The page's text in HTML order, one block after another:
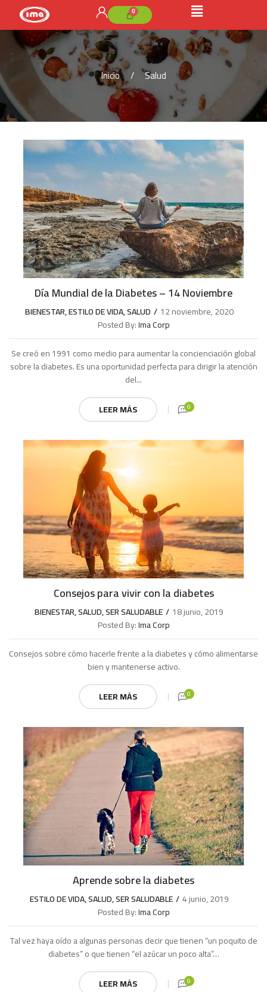
Inicio Salud
Día Mundial de la Diabetes – 14 Noviembre
BIENESTAR,ESTILO DE VIDA,SALUD
12 noviembre, 2020
Posted By:Ima Corp
Se creó en 1991 como medio para aumentar la concienciación global
sobre la diabetes. Es una oportunidad perfecta para dirigir la atención
del...
LEER MÁS
0
Consejos para vivir con la diabetes
BIENESTAR,SALUD,SER SALUDABLE
18 junio, 2019
Posted By:Ima Corp
Consejos sobre cómo hacerle frente a la diabetes y cómo alimentarse
bien y mantenerse activo.
LEER MÁS
0
Aprende sobre la diabetes
ESTILO DE VIDA,SALUD,SER SALUDABLE
4 junio, 2019
Posted By:Ima Corp
Tal vez haya oído a algunas personas decir que tienen “un poquito de
diabetes” o que tienen “el azúcar un poco alta”…
LEER MÁS
0